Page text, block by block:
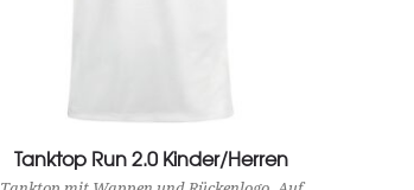
View Product
Tanktop Run 2.0 Kinder/Herren